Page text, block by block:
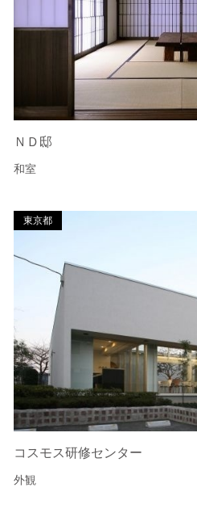
ＮＤ邸
和室
東京都
コスモス研修センター
外観